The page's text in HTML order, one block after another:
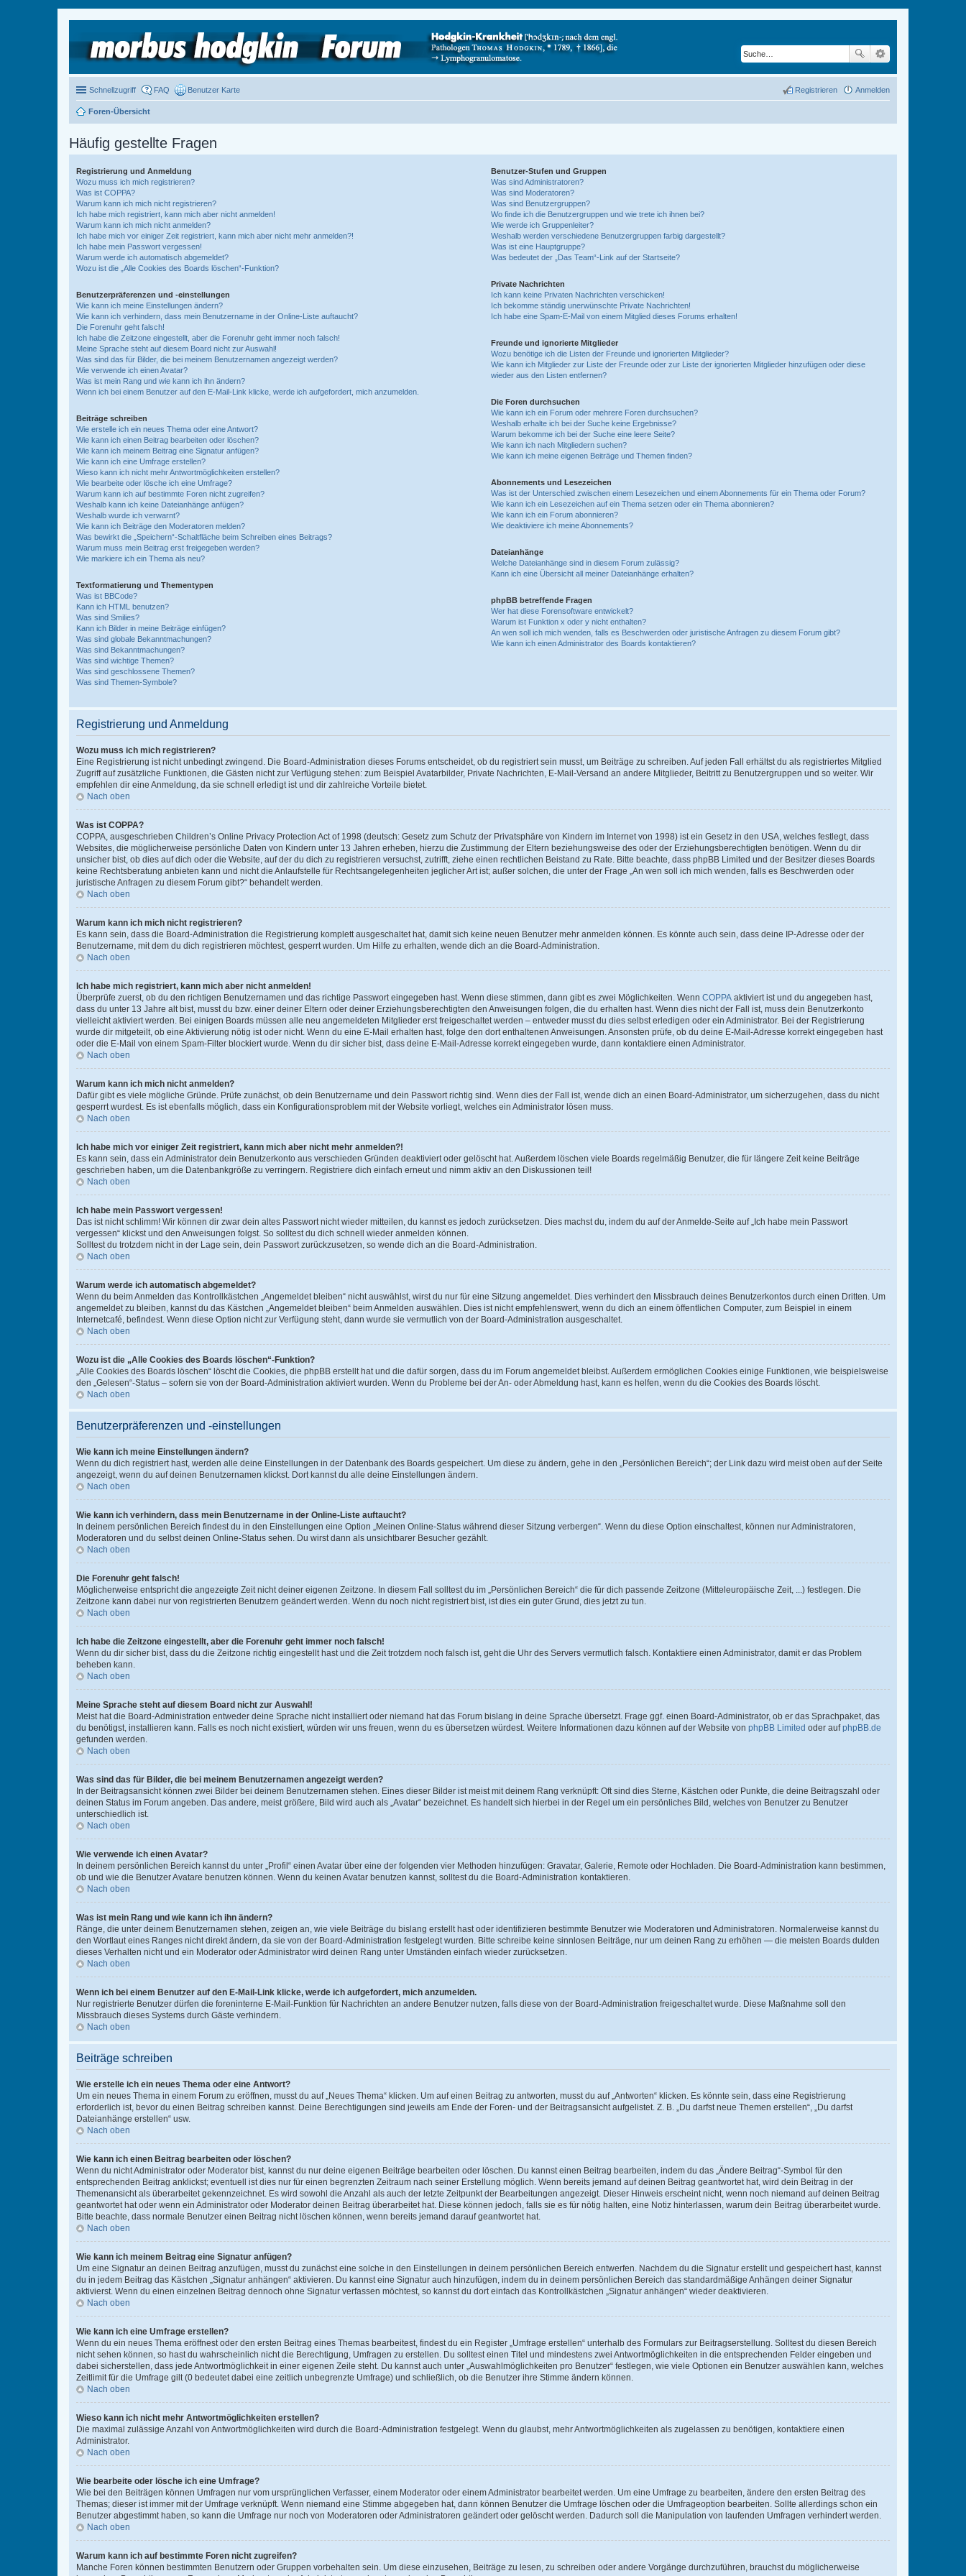
Schnellzugriff FAQ Benutzer Karte Anmelden
Registrieren
Foren-Übersicht
Häufig gestellte Fragen
Registrierung und Anmeldung
Wozu muss ich mich registrieren?
Was ist COPPA?
Warum kann ich mich nicht registrieren?
Ich habe mich registriert, kann mich aber nicht anmelden!
Warum kann ich mich nicht anmelden?
Ich habe mich vor einiger Zeit registriert, kann mich aber nicht mehr anmelden?!
Ich habe mein Passwort vergessen!
Warum werde ich automatisch abgemeldet?
Wozu ist die „Alle Cookies des Boards löschen“-Funktion?
Benutzerpräferenzen und -einstellungen
Wie kann ich meine Einstellungen ändern?
Wie kann ich verhindern, dass mein Benutzername in der Online-Liste auftaucht?
Die Forenuhr geht falsch!
Ich habe die Zeitzone eingestellt, aber die Forenuhr geht immer noch falsch!
Meine Sprache steht auf diesem Board nicht zur Auswahl!
Was sind das für Bilder, die bei meinem Benutzernamen angezeigt werden?
Wie verwende ich einen Avatar?
Was ist mein Rang und wie kann ich ihn ändern?
Wenn ich bei einem Benutzer auf den E-Mail-Link klicke, werde ich aufgefordert, mich anzumelden.
Beiträge schreiben
Wie erstelle ich ein neues Thema oder eine Antwort?
Wie kann ich einen Beitrag bearbeiten oder löschen?
Wie kann ich meinem Beitrag eine Signatur anfügen?
Wie kann ich eine Umfrage erstellen?
Wieso kann ich nicht mehr Antwortmöglichkeiten erstellen?
Wie bearbeite oder lösche ich eine Umfrage?
Warum kann ich auf bestimmte Foren nicht zugreifen?
Weshalb kann ich keine Dateianhänge anfügen?
Weshalb wurde ich verwarnt?
Wie kann ich Beiträge den Moderatoren melden?
Was bewirkt die „Speichern“-Schaltfläche beim Schreiben eines Beitrags?
Warum muss mein Beitrag erst freigegeben werden?
Wie markiere ich ein Thema als neu?
Textformatierung und Thementypen
Was ist BBCode?
Kann ich HTML benutzen?
Was sind Smilies?
Kann ich Bilder in meine Beiträge einfügen?
Was sind globale Bekanntmachungen?
Was sind Bekanntmachungen?
Was sind wichtige Themen?
Was sind geschlossene Themen?
Was sind Themen-Symbole?
Benutzer-Stufen und Gruppen
Was sind Administratoren?
Was sind Moderatoren?
Was sind Benutzergruppen?
Wo finde ich die Benutzergruppen und wie trete ich ihnen bei?
Wie werde ich Gruppenleiter?
Weshalb werden verschiedene Benutzergruppen farbig dargestellt?
Was ist eine Hauptgruppe?
Was bedeutet der „Das Team“-Link auf der Startseite?
Private Nachrichten
Ich kann keine Privaten Nachrichten verschicken!
Ich bekomme ständig unerwünschte Private Nachrichten!
Ich habe eine Spam-E-Mail von einem Mitglied dieses Forums erhalten!
Freunde und ignorierte Mitglieder
Wozu benötige ich die Listen der Freunde und ignorierten Mitglieder?
Wie kann ich Mitglieder zur Liste der Freunde oder zur Liste der ignorierten Mitglieder hinzufügen oder diese
wieder aus den Listen entfernen?
Die Foren durchsuchen
Wie kann ich ein Forum oder mehrere Foren durchsuchen?
Weshalb erhalte ich bei der Suche keine Ergebnisse?
Warum bekomme ich bei der Suche eine leere Seite?
Wie kann ich nach Mitgliedern suchen?
Wie kann ich meine eigenen Beiträge und Themen finden?
Abonnements und Lesezeichen
Was ist der Unterschied zwischen einem Lesezeichen und einem Abonnements für ein Thema oder Forum?
Wie kann ich ein Lesezeichen auf ein Thema setzen oder ein Thema abonnieren?
Wie kann ich ein Forum abonnieren?
Wie deaktiviere ich meine Abonnements?
Dateianhänge
Welche Dateianhänge sind in diesem Forum zulässig?
Kann ich eine Übersicht all meiner Dateianhänge erhalten?
phpBB betreffende Fragen
Wer hat diese Forensoftware entwickelt?
Warum ist Funktion x oder y nicht enthalten?
An wen soll ich mich wenden, falls es Beschwerden oder juristische Anfragen zu diesem Forum gibt?
Wie kann ich einen Administrator des Boards kontaktieren?
Registrierung und Anmeldung
Wozu muss ich mich registrieren?
Eine Registrierung ist nicht unbedingt zwingend. Die Board-Administration dieses Forums entscheidet, ob du registriert sein musst, um Beiträge zu schreiben. Auf jeden Fall erhältst du als registriertes Mitglied
Zugriff auf zusätzliche Funktionen, die Gästen nicht zur Verfügung stehen: zum Beispiel Avatarbilder, Private Nachrichten, E-Mail-Versand an andere Mitglieder, Beitritt zu Benutzergruppen und so weiter. Wir
empfehlen dir eine Anmeldung, da sie schnell erledigt ist und dir zahlreiche Vorteile bietet.
Nach oben
Was ist COPPA?
COPPA, ausgeschrieben Children’s Online Privacy Protection Act of 1998 (deutsch: Gesetz zum Schutz der Privatsphäre von Kindern im Internet von 1998) ist ein Gesetz in den USA, welches festlegt, dass
Websites, die möglicherweise persönliche Daten von Kindern unter 13 Jahren erheben, hierzu die Zustimmung der Eltern beziehungsweise des oder der Erziehungsberechtigten benötigen. Wenn du dir
unsicher bist, ob dies auf dich oder die Website, auf der du dich zu registrieren versuchst, zutrifft, ziehe einen rechtlichen Beistand zu Rate. Bitte beachte, dass phpBB Limited und der Besitzer dieses Boards
keine Rechtsberatung anbieten kann und nicht die Anlaufstelle für Rechtsangelegenheiten jeglicher Art ist; außer solchen, die unter der Frage „An wen soll ich mich wenden, falls es Beschwerden oder
juristische Anfragen zu diesem Forum gibt?“ behandelt werden.
Nach oben
Warum kann ich mich nicht registrieren?
Es kann sein, dass die Board-Administration die Registrierung komplett ausgeschaltet hat, damit sich keine neuen Benutzer mehr anmelden können. Es könnte auch sein, dass deine IP-Adresse oder der
Benutzername, mit dem du dich registrieren möchtest, gesperrt wurden. Um Hilfe zu erhalten, wende dich an die Board-Administration.
Nach oben
Ich habe mich registriert, kann mich aber nicht anmelden!
Überprüfe zuerst, ob du den richtigen Benutzernamen und das richtige Passwort eingegeben hast. Wenn diese stimmen, dann gibt es zwei Möglichkeiten. Wenn COPPA aktiviert ist und du angegeben hast,
dass du unter 13 Jahre alt bist, musst du bzw. einer deiner Eltern oder deiner Erziehungsberechtigten den Anweisungen folgen, die du erhalten hast. Wenn dies nicht der Fall ist, muss dein Benutzerkonto
vielleicht aktiviert werden. Bei einigen Boards müssen alle neu angemeldeten Mitglieder erst freigeschaltet werden – entweder musst du dies selbst erledigen oder ein Administrator. Bei der Registrierung
wurde dir mitgeteilt, ob eine Aktivierung nötig ist oder nicht. Wenn du eine E-Mail erhalten hast, folge den dort enthaltenen Anweisungen. Ansonsten prüfe, ob du deine E-Mail-Adresse korrekt eingegeben hast
oder die E-Mail von einem Spam-Filter blockiert wurde. Wenn du dir sicher bist, dass deine E-Mail-Adresse korrekt eingegeben wurde, dann kontaktiere einen Administrator.
Nach oben
Warum kann ich mich nicht anmelden?
Dafür gibt es viele mögliche Gründe. Prüfe zunächst, ob dein Benutzername und dein Passwort richtig sind. Wenn dies der Fall ist, wende dich an einen Board-Administrator, um sicherzugehen, dass du nicht
gesperrt wurdest. Es ist ebenfalls möglich, dass ein Konfigurationsproblem mit der Website vorliegt, welches ein Administrator lösen muss.
Nach oben
Ich habe mich vor einiger Zeit registriert, kann mich aber nicht mehr anmelden?!
Es kann sein, dass ein Administrator dein Benutzerkonto aus verschieden Gründen deaktiviert oder gelöscht hat. Außerdem löschen viele Boards regelmäßig Benutzer, die für längere Zeit keine Beiträge
geschrieben haben, um die Datenbankgröße zu verringern. Registriere dich einfach erneut und nimm aktiv an den Diskussionen teil!
Nach oben
Ich habe mein Passwort vergessen!
Das ist nicht schlimm! Wir können dir zwar dein altes Passwort nicht wieder mitteilen, du kannst es jedoch zurücksetzen. Dies machst du, indem du auf der Anmelde-Seite auf „Ich habe mein Passwort
vergessen“ klickst und den Anweisungen folgst. So solltest du dich schnell wieder anmelden können.
Solltest du trotzdem nicht in der Lage sein, dein Passwort zurückzusetzen, so wende dich an die Board-Administration.
Nach oben
Warum werde ich automatisch abgemeldet?
Wenn du beim Anmelden das Kontrollkästchen „Angemeldet bleiben“ nicht auswählst, wirst du nur für eine Sitzung angemeldet. Dies verhindert den Missbrauch deines Benutzerkontos durch einen Dritten. Um
angemeldet zu bleiben, kannst du das Kästchen „Angemeldet bleiben“ beim Anmelden auswählen. Dies ist nicht empfehlenswert, wenn du dich an einem öffentlichen Computer, zum Beispiel in einem
Internetcafé, befindest. Wenn diese Option nicht zur Verfügung steht, dann wurde sie vermutlich von der Board-Administration ausgeschaltet.
Nach oben
Wozu ist die „Alle Cookies des Boards löschen“-Funktion?
„Alle Cookies des Boards löschen“ löscht die Cookies, die phpBB erstellt hat und die dafür sorgen, dass du im Forum angemeldet bleibst. Außerdem ermöglichen Cookies einige Funktionen, wie beispielsweise
den „Gelesen“-Status – sofern sie von der Board-Administration aktiviert wurden. Wenn du Probleme bei der An- oder Abmeldung hast, kann es helfen, wenn du die Cookies des Boards löscht.
Nach oben
Benutzerpräferenzen und -einstellungen
Wie kann ich meine Einstellungen ändern?
Wenn du dich registriert hast, werden alle deine Einstellungen in der Datenbank des Boards gespeichert. Um diese zu ändern, gehe in den „Persönlichen Bereich“; der Link dazu wird meist oben auf der Seite
angezeigt, wenn du auf deinen Benutzernamen klickst. Dort kannst du alle deine Einstellungen ändern.
Nach oben
Wie kann ich verhindern, dass mein Benutzername in der Online-Liste auftaucht?
In deinem persönlichen Bereich findest du in den Einstellungen eine Option „Meinen Online-Status während dieser Sitzung verbergen“. Wenn du diese Option einschaltest, können nur Administratoren,
Moderatoren und du selbst deinen Online-Status sehen. Du wirst dann als unsichtbarer Besucher gezählt.
Nach oben
Die Forenuhr geht falsch!
Möglicherweise entspricht die angezeigte Zeit nicht deiner eigenen Zeitzone. In diesem Fall solltest du im „Persönlichen Bereich“ die für dich passende Zeitzone (Mitteleuropäische Zeit, ...) festlegen. Die
Zeitzone kann dabei nur von registrierten Benutzern geändert werden. Wenn du noch nicht registriert bist, ist dies ein guter Grund, dies jetzt zu tun.
Nach oben
Ich habe die Zeitzone eingestellt, aber die Forenuhr geht immer noch falsch!
Wenn du dir sicher bist, dass du die Zeitzone richtig eingestellt hast und die Zeit trotzdem noch falsch ist, geht die Uhr des Servers vermutlich falsch. Kontaktiere einen Administrator, damit er das Problem
beheben kann.
Nach oben
Meine Sprache steht auf diesem Board nicht zur Auswahl!
Meist hat die Board-Administration entweder deine Sprache nicht installiert oder niemand hat das Forum bislang in deine Sprache übersetzt. Frage ggf. einen Board-Administrator, ob er das Sprachpaket, das
du benötigst, installieren kann. Falls es noch nicht existiert, würden wir uns freuen, wenn du es übersetzen würdest. Weitere Informationen dazu können auf der Website von phpBB Limited oder aufphpBB.de
gefunden werden.
Nach oben
Was sind das für Bilder, die bei meinem Benutzernamen angezeigt werden?
In der Beitragsansicht können zwei Bilder bei deinem Benutzernamen stehen. Eines dieser Bilder ist meist mit deinem Rang verknüpft: Oft sind dies Sterne, Kästchen oder Punkte, die deine Beitragszahl oder
deinen Status im Forum angeben. Das andere, meist größere, Bild wird auch als „Avatar“ bezeichnet. Es handelt sich hierbei in der Regel um ein persönliches Bild, welches von Benutzer zu Benutzer
unterschiedlich ist.
Nach oben
Wie verwende ich einen Avatar?
In deinem persönlichen Bereich kannst du unter „Profil“ einen Avatar über eine der folgenden vier Methoden hinzufügen: Gravatar, Galerie, Remote oder Hochladen. Die Board-Administration kann bestimmen,
ob und wie die Benutzer Avatare benutzen können. Wenn du keinen Avatar benutzen kannst, solltest du die Board-Administration kontaktieren.
Nach oben
Was ist mein Rang und wie kann ich ihn ändern?
Ränge, die unter deinem Benutzernamen stehen, zeigen an, wie viele Beiträge du bislang erstellt hast oder identifizieren bestimmte Benutzer wie Moderatoren und Administratoren. Normalerweise kannst du
den Wortlaut eines Ranges nicht direkt ändern, da sie von der Board-Administration festgelegt wurden. Bitte schreibe keine sinnlosen Beiträge, nur um deinen Rang zu erhöhen — die meisten Boards dulden
dieses Verhalten nicht und ein Moderator oder Administrator wird deinen Rang unter Umständen einfach wieder zurücksetzen.
Nach oben
Wenn ich bei einem Benutzer auf den E-Mail-Link klicke, werde ich aufgefordert, mich anzumelden.
Nur registrierte Benutzer dürfen die foreninterne E-Mail-Funktion für Nachrichten an andere Benutzer nutzen, falls diese von der Board-Administration freigeschaltet wurde. Diese Maßnahme soll den
Missbrauch dieses Systems durch Gäste verhindern.
Nach oben
Beiträge schreiben
Wie erstelle ich ein neues Thema oder eine Antwort?
Um ein neues Thema in einem Forum zu eröffnen, musst du auf „Neues Thema“ klicken. Um auf einen Beitrag zu antworten, musst du auf „Antworten“ klicken. Es könnte sein, dass eine Registrierung
erforderlich ist, bevor du einen Beitrag schreiben kannst. Deine Berechtigungen sind jeweils am Ende der Foren- und der Beitragsansicht aufgelistet. Z. B. „Du darfst neue Themen erstellen“, „Du darfst
Dateianhänge erstellen“ usw.
Nach oben
Wie kann ich einen Beitrag bearbeiten oder löschen?
Wenn du nicht Administrator oder Moderator bist, kannst du nur deine eigenen Beiträge bearbeiten oder löschen. Du kannst einen Beitrag bearbeiten, indem du das „Ändere Beitrag“-Symbol für den
entsprechenden Beitrag anklickst; eventuell ist dies nur für einen begrenzten Zeitraum nach seiner Erstellung möglich. Wenn bereits jemand auf deinen Beitrag geantwortet hat, wird dein Beitrag in der
Themenansicht als überarbeitet gekennzeichnet. Es wird sowohl die Anzahl als auch der letzte Zeitpunkt der Bearbeitungen angezeigt. Dieser Hinweis erscheint nicht, wenn noch niemand auf deinen Beitrag
geantwortet hat oder wenn ein Administrator oder Moderator deinen Beitrag überarbeitet hat. Diese können jedoch, falls sie es für nötig halten, eine Notiz hinterlassen, warum dein Beitrag überarbeitet wurde.
Bitte beachte, dass normale Benutzer einen Beitrag nicht löschen können, wenn bereits jemand darauf geantwortet hat.
Nach oben
Wie kann ich meinem Beitrag eine Signatur anfügen?
Um eine Signatur an deinen Beitrag anzufügen, musst du zunächst eine solche in den Einstellungen in deinem persönlichen Bereich entwerfen. Nachdem du die Signatur erstellt und gespeichert hast, kannst
du in jedem Beitrag das Kästchen „Signatur anhängen“ aktivieren. Du kannst eine Signatur auch hinzufügen, indem du in deinem persönlichen Bereich das standardmäßige Anhängen deiner Signatur
aktivierst. Wenn du einen einzelnen Beitrag dennoch ohne Signatur verfassen möchtest, so kannst du dort einfach das Kontrollkästchen „Signatur anhängen“ wieder deaktivieren.
Nach oben
Wie kann ich eine Umfrage erstellen?
Wenn du ein neues Thema eröffnest oder den ersten Beitrag eines Themas bearbeitest, findest du ein Register „Umfrage erstellen“ unterhalb des Formulars zur Beitragserstellung. Solltest du diesen Bereich
nicht sehen können, so hast du wahrscheinlich nicht die Berechtigung, Umfragen zu erstellen. Du solltest einen Titel und mindestens zwei Antwortmöglichkeiten in die entsprechenden Felder eingeben und
dabei sicherstellen, dass jede Antwortmöglichkeit in einer eigenen Zeile steht. Du kannst auch unter „Auswahlmöglichkeiten pro Benutzer“ festlegen, wie viele Optionen ein Benutzer auswählen kann, welches
Zeitlimit für die Umfrage gilt (0 bedeutet dabei eine zeitlich unbegrenzte Umfrage) und schließlich, ob die Benutzer ihre Stimme ändern können.
Nach oben
Wieso kann ich nicht mehr Antwortmöglichkeiten erstellen?
Die maximal zulässige Anzahl von Antwortmöglichkeiten wird durch die Board-Administration festgelegt. Wenn du glaubst, mehr Antwortmöglichkeiten als zugelassen zu benötigen, kontaktiere einen
Administrator.
Nach oben
Wie bearbeite oder lösche ich eine Umfrage?
Wie bei den Beiträgen können Umfragen nur vom ursprünglichen Verfasser, einem Moderator oder einem Administrator bearbeitet werden. Um eine Umfrage zu bearbeiten, ändere den ersten Beitrag des
Themas; dieser ist immer mit der Umfrage verknüpft. Wenn niemand eine Stimme abgegeben hat, dann können Benutzer die Umfrage löschen oder die Umfrageoption bearbeiten. Sollte allerdings schon ein
Benutzer abgestimmt haben, so kann die Umfrage nur noch von Moderatoren oder Administratoren geändert oder gelöscht werden. Dadurch soll die Manipulation von laufenden Umfragen verhindert werden.
Nach oben
Warum kann ich auf bestimmte Foren nicht zugreifen?
Manche Foren können bestimmten Benutzern oder Gruppen vorbehalten sein. Um diese einzusehen, Beiträge zu lesen, zu schreiben oder andere Vorgänge durchzuführen, brauchst du möglicherweise